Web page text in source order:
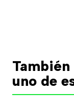
uno de